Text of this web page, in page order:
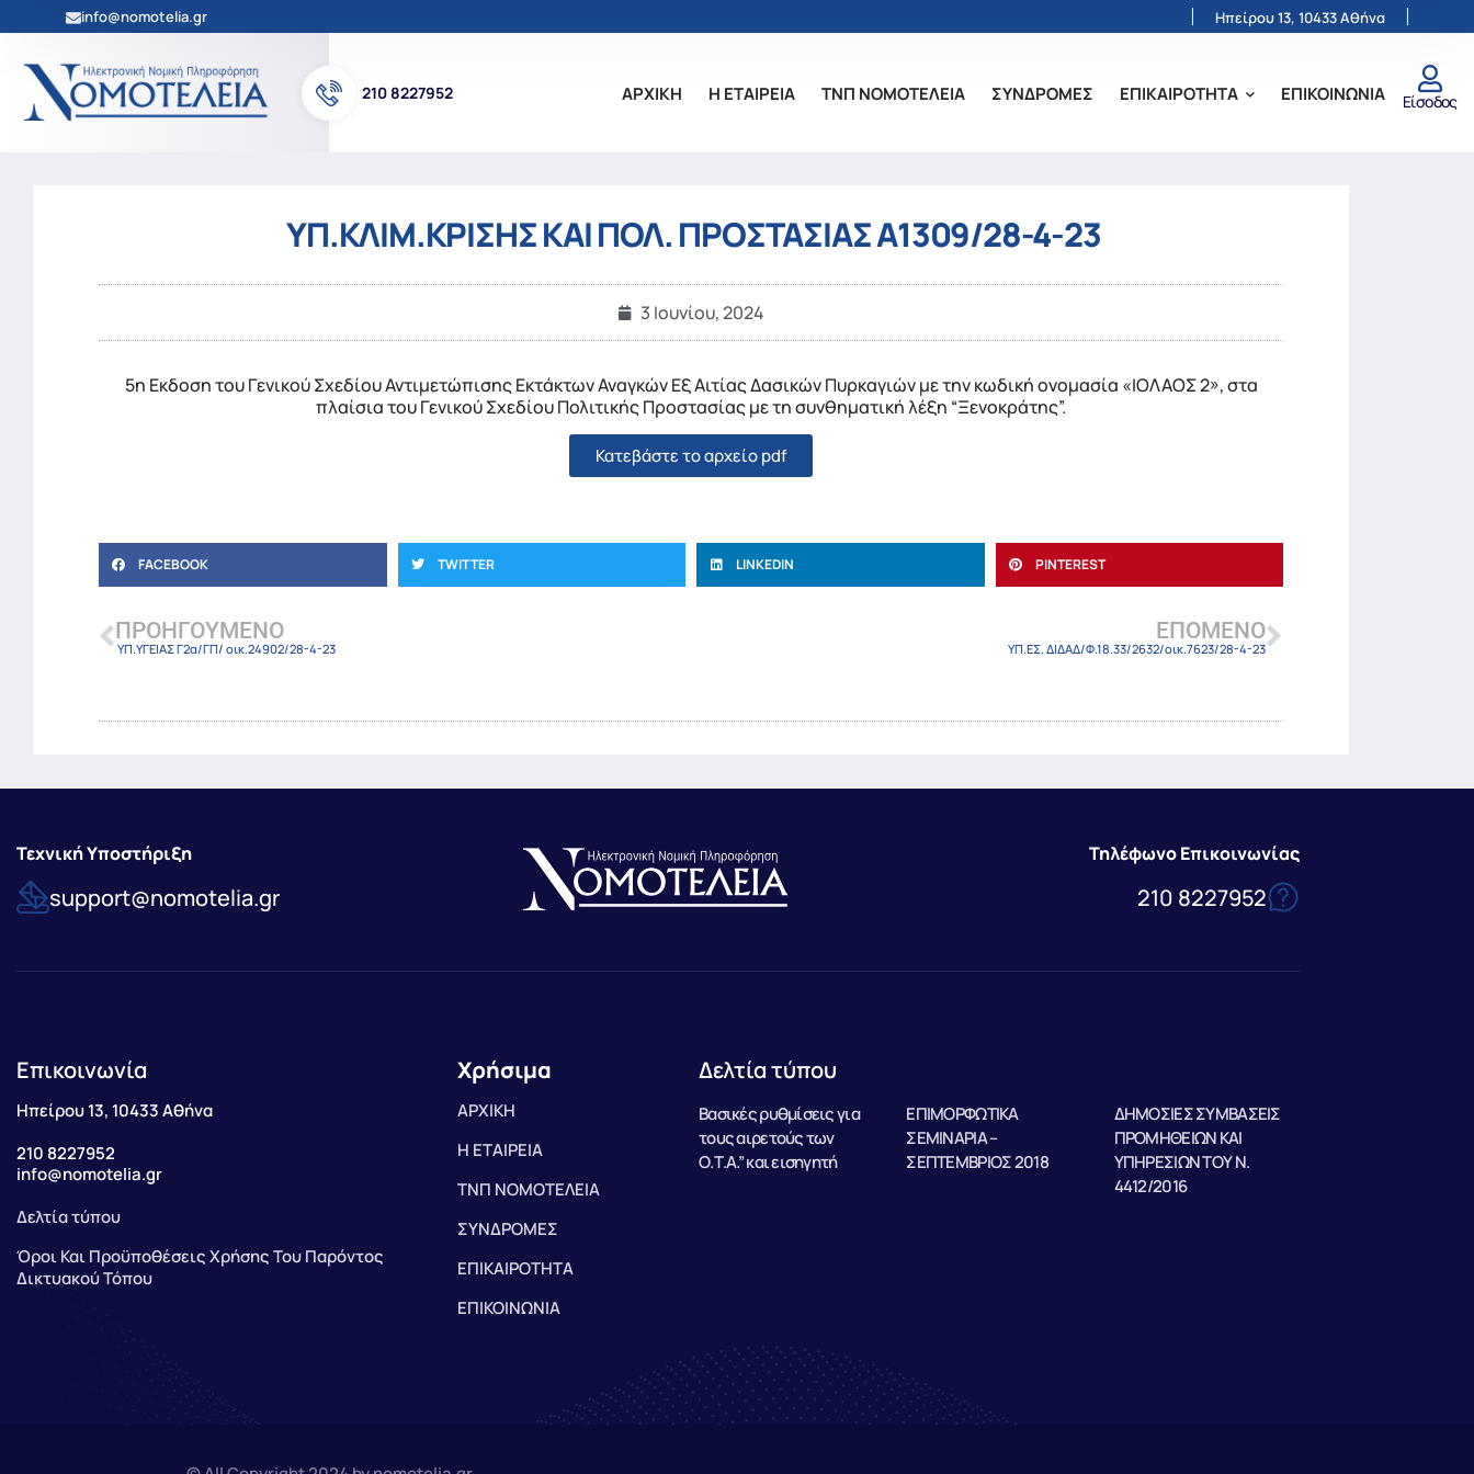
info@nomotelia.gr Ηπείρου 13, 10433 Αθήνα
210 8227952 ΑΡΧΙΚΗ Η ΕΤΑΙΡΕΙΑ ΤΝΠ ΝΟΜΟΤΕΛΕΙΑ ΣΥΝΔΡΟΜΕΣ ΕΠΙΚΑΙΡΟΤΗΤΑ ΕΠΙΚΟΙΝΩΝΙΑ Είσοδος
ΥΠ.ΚΛΙΜ.ΚΡΙΣΗΣ ΚΑΙ ΠΟΛ. ΠΡΟΣΤΑΣΙΑΣ Α1309/28-4-23
3 Ιουνίου, 2024
5η Εκδοση του Γενικού Σχεδίου Αντιμετώπισης Εκτάκτων Αναγκών Εξ Αιτίας Δασικών Πυρκαγιών με την κωδική ονομασία «ΙΟΛΑΟΣ 2», στα
πλαίσια του Γενικού Σχεδίου Πολιτικής Προστασίας με τη συνθηματική λέξη “Ξενοκράτης”.
Κατεβάστε το αρχείο pdf
FACEBOOK TWITTER LINKEDIN PINTEREST
ΠΡΟΗΓΟΎΜΕΝΟ
ΥΠ.ΥΓΕΙΑΣ Γ2α/ΓΠ/ οικ.24902/28-4-23
ΕΠΌΜΕΝΟ
ΥΠ.ΕΣ. ΔΙΔΑΔ/Φ.18.33/2632/οικ.7623/28-4-23
Τεχνική Υποστήριξη
support@nomotelia.gr
Τηλέφωνο Επικοινωνίας
210 8227952
Επικοινωνία
Ηπείρου 13, 10433 Αθήνα
210 8227952
info@nomotelia.gr
Δελτία τύπου
Όροι Και Προϋποθέσεις Χρήσης Του Παρόντος
Δικτυακού Τόπου
Χρήσιμα
ΑΡΧΙΚΗ
Η ΕΤΑΙΡΕΙΑ
ΤΝΠ ΝΟΜΟΤΕΛΕΙΑ
ΣΥΝΔΡΟΜΕΣ
ΕΠΙΚΑΙΡΟΤΗΤΑ
ΕΠΙΚΟΙΝΩΝΙΑ
Δελτία τύπου
Βασικές ρυθμίσεις για
τους αιρετούς των
Ο.Τ.Α.” και εισηγητή
ΕΠΙΜΟΡΦΩΤΙΚΑ
ΣΕΜΙΝΑΡΙΑ –
ΣΕΠΤΕΜΒΡΙΟΣ 2018
ΔΗΜΟΣΙΕΣ ΣΥΜΒΑΣΕΙΣ
ΠΡΟΜΗΘΕΙΩΝ ΚΑΙ
ΥΠΗΡΕΣΙΩΝ ΤΟΥ Ν.
4412/2016